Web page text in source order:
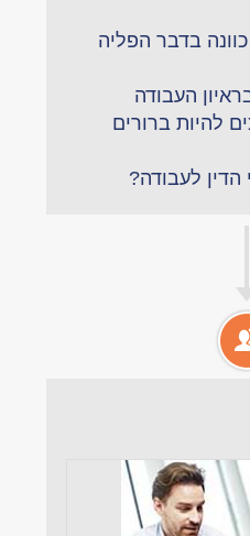
בדבר הפליה
העבודה
להיות ברורים
לעבודה?